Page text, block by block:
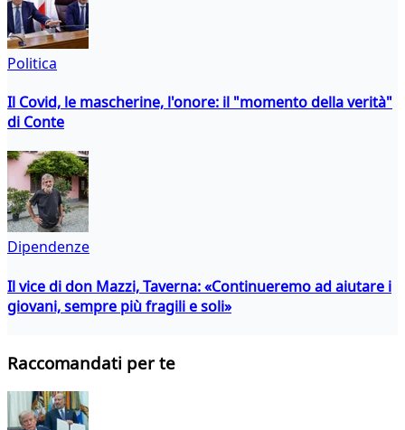
Politica
Il Covid, le mascherine, l'onore: il "momento della verità"
di Conte
Dipendenze
Il vice di don Mazzi, Taverna: «Continueremo ad aiutare i
giovani, sempre più fragili e soli»
Raccomandati per te